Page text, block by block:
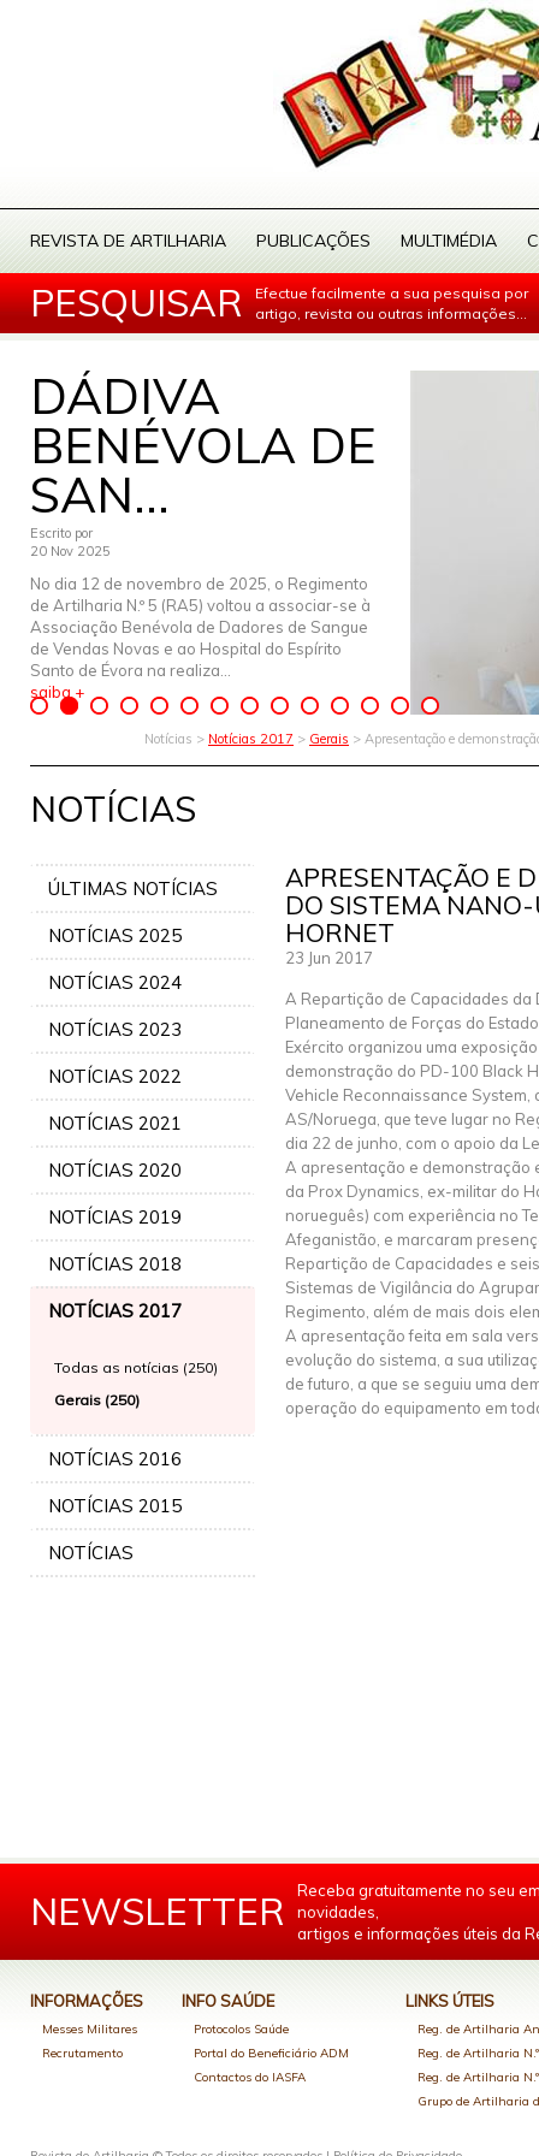
REVISTA DE ARTILHARIA PUBLICAÇÕES MULTIMÉDIA
PESQUISAR
Efectue facilmente a sua pesquisa por
artigo, revista ou outras informações...
DÁDIVA
BENÉVOLA DE
SAN...
Escrito por
20 Nov 2025
No dia 12 de novembro de 2025, o Regimento
de Artilharia N.º 5 (RA5) voltou a associar-se à
Associação Benévola de Dadores de Sangue
de Vendas Novas e ao Hospital do Espírito
Santo de Évora na realiza...
saiba +
Notícias > Notícias 2017 > Gerais > Apresentação e
NOTÍCIAS
ÚLTIMAS NOTÍCIAS
NOTÍCIAS 2025
NOTÍCIAS 2024
NOTÍCIAS 2023
NOTÍCIAS 2022
NOTÍCIAS 2021
NOTÍCIAS 2020
NOTÍCIAS 2019
NOTÍCIAS 2018
NOTÍCIAS 2017
Todas as notícias (250)
Gerais (250)
NOTÍCIAS 2016
NOTÍCIAS 2015
NOTÍCIAS
APRESENTAÇÃO E
DO SISTEMA
HORNET
23 Jun 2017
A Repartição de Capacidades da
Planeamento de Forças do
Exército organizou uma
demonstração do PD-100 Black
Vehicle Reconnaissance System,
AS/Noruega, que teve lugar no
dia 22 de junho, com o apoio da
A apresentação e demonstração
da Prox Dynamics, ex-militar do
norueguês) com experiência no
Afeganistão, e marcaram
Repartição de Capacidades e
Sistemas de Vigilância do
Regimento, além de mais dois
A apresentação feita em sala
evolução do sistema, a sua
de futuro, a que se seguiu uma
operação do equipamento em
NEWSLETTER
Receba gratuitamente no seu
novidades,
artigos e informações úteis da
INFORMAÇÕES
Messes Militares
Recrutamento
INFO SAÚDE
Protocolos Saúde
Portal do Beneficiário ADM
Contactos do IASFA
LINKS ÚTEIS
Reg. de Artilharia
Reg. de Artilharia
Reg. de Artilharia
Grupo de Artilharia